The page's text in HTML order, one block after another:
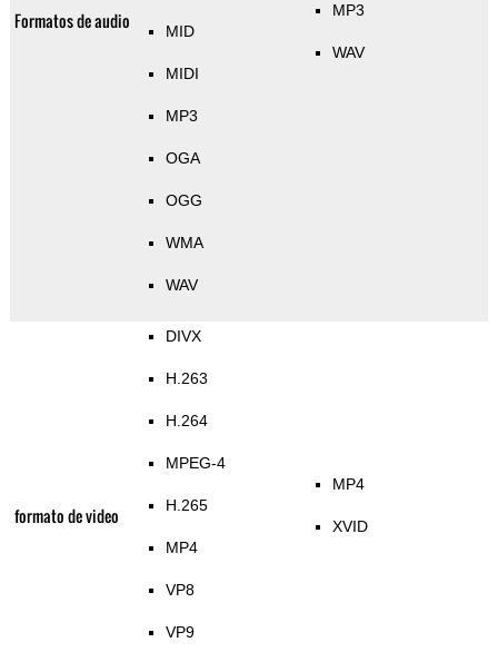
Formatos de audio MID
MIDI
MP3
OGA
OGG
WMA
WAV
MP3
WAV
formato de video
DIVX
H.263
H.264
MPEG-4
H.265
MP4
VP8
VP9
MP4
XVID